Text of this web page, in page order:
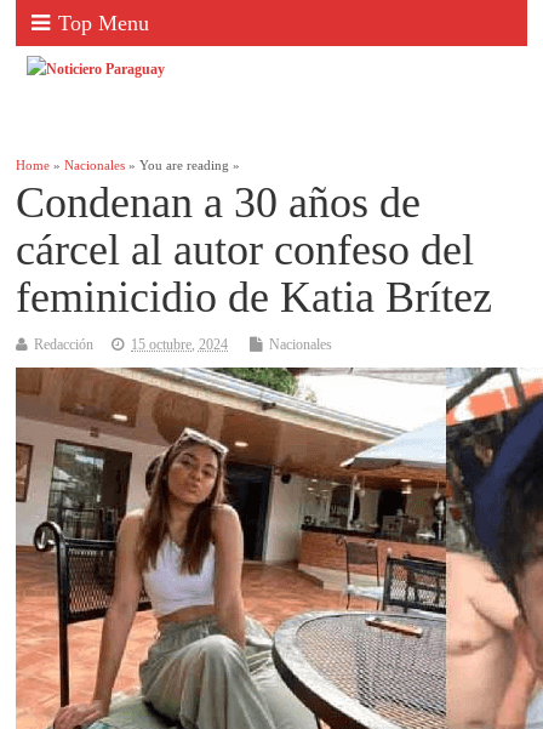
Top Menu
Home »Nacionales » You are reading »
Condenan a 30 años de
cárcel al autor confeso del
feminicidio de Katia Brítez
Redacción 15 octubre, 2024 Nacionales